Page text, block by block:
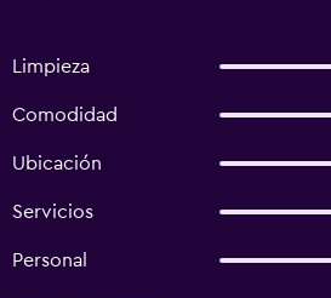
Limpieza
Comodidad
Ubicación
Servicios
Personal